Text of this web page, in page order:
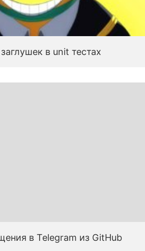
в unit тестах
в Telegram из GitHub